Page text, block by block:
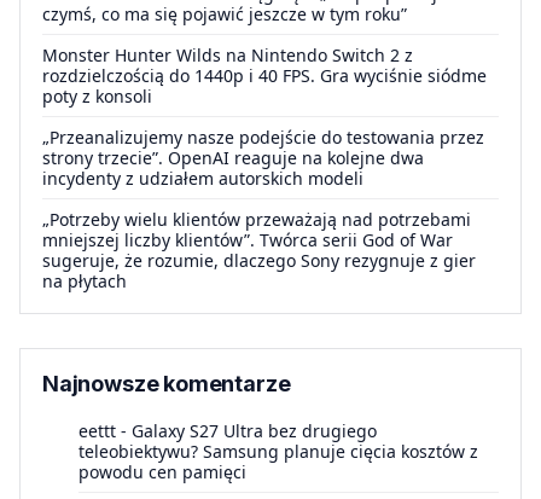
czymś, co ma się pojawić jeszcze w tym roku”
Monster Hunter Wilds na Nintendo Switch 2 z
rozdzielczością do 1440p i 40 FPS. Gra wyciśnie siódme
poty z konsoli
„Przeanalizujemy nasze podejście do testowania przez
strony trzecie”. OpenAI reaguje na kolejne dwa
incydenty z udziałem autorskich modeli
„Potrzeby wielu klientów przeważają nad potrzebami
mniejszej liczby klientów”. Twórca serii God of War
sugeruje, że rozumie, dlaczego Sony rezygnuje z gier
na płytach
Najnowsze komentarze
eettt - Galaxy S27 Ultra bez drugiego
teleobiektywu? Samsung planuje cięcia kosztów z
powodu cen pamięci